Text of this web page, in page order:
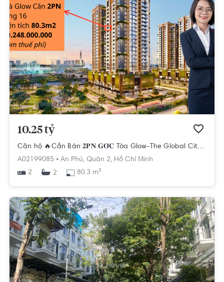
10.25 tỷ
Căn hộ 🔥Cần Bán 𝟐𝐏𝐍 𝐆𝐎́𝐂 Tòa Glow-The Global City🔥diện tích 80.3m. LH 0768892255
A02199085 • An Phú, Quận 2, Hồ Chí Minh
2
2 80.3 m²